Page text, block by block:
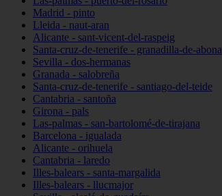
Madrid - pinto
Lleida - naut-aran
Alicante - sant-vicent-del-raspeig
Santa-cruz-de-tenerife - granadilla-de-abona
Sevilla - dos-hermanas
Granada - salobreña
Santa-cruz-de-tenerife - santiago-del-teide
Cantabria - santoña
Girona - pals
Las-palmas - san-bartolomé-de-tirajana
Barcelona - igualada
Alicante - orihuela
Cantabria - laredo
Illes-balears - santa-margalida
Illes-balears - llucmajor